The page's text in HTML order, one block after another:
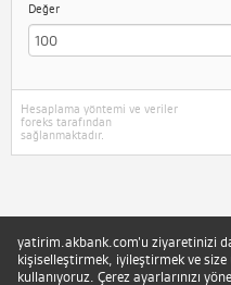
Değer
Hesaplama yöntemi ve veriler
foreks tarafından
sağlanmaktadır.